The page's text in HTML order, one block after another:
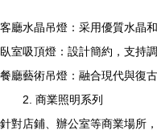
客廳水晶吊燈：采用優質水晶
臥室吸頂燈：設計簡約，支持
餐廳藝術吊燈：融合現代與復
2. 商業照明系列
針對店鋪、辦公室等商業場所